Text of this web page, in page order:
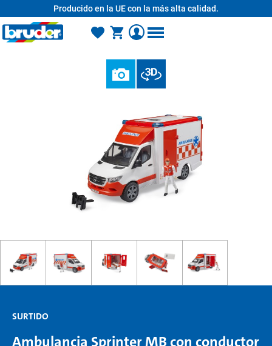
Producido en la UE con la más alta calidad.
SURTIDO
Ambulancia Sprinter MB con conductor